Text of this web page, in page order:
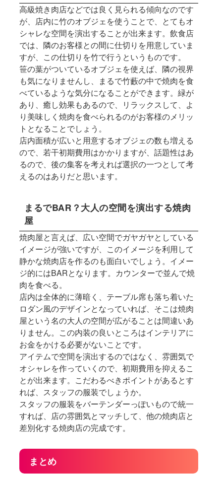
高級焼き肉店などでは良く見られる傾向なのです
が、店内に竹のオブジェを使うことで、とてもオ
シャレな空間を演出することが出来ます。飲食店
では、隣のお客様との間に仕切りを用意していま
すが、この仕切りを竹で行うというものです。
笹の葉がついているオブジェを使えば、隣の視界
も気になりませんし、まるで竹藪の中で焼肉を食
べているような気分になることができます。緑が
あり、癒し効果もあるので、リラックスして、よ
り美味しく焼肉を食べられるのがお客様のメリッ
トとなることでしょう。
店内面積が広いと用意するオブジェの数も増える
ので、若干初期費用はかかりますが、話題性はあ
るので、後の集客を考えれば選択の一つとして考
えるのはありだと思います。
まるでBAR？大人の空間を演出する焼肉
屋
焼肉屋と言えば、広い空間でガヤガヤとしている
イメージが強いですが、このイメージを利用して
静かな焼肉店を作るのも面白いでしょう。イメー
ジ的にはBARとなります。カウンターで並んで焼
肉を食べる。
店内は全体的に薄暗く、テーブル席も落ち着いた
ロダン風のデザインとなっていれば、そこは焼肉
屋という名の大人の空間が広がることは間違いあ
りません。この内装の良いところはインテリアに
お金をかける必要がないことです。
アイテムで空間を演出するのではなく、雰囲気で
オシャレを作っていくので、初期費用を抑えるこ
とが出来ます。こだわるべきポイントがあるとす
れば、スタッフの服装でしょうか。
スタッフの服装をバーテンダーっぽいもので統一
すれば、店の雰囲気とマッチして、他の焼肉店と
差別化する焼肉店の完成です。
まとめ